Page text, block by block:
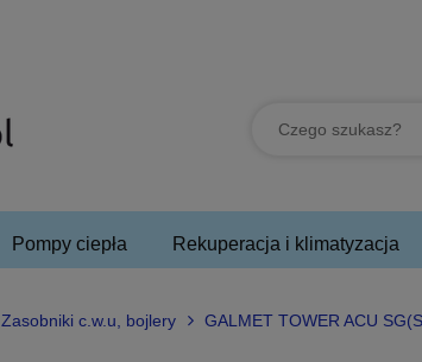
Pompy ciepła Rekuperacja i klimatyzacja
Zasobniki c.w.u, bojlery GALMET TOWER ACU